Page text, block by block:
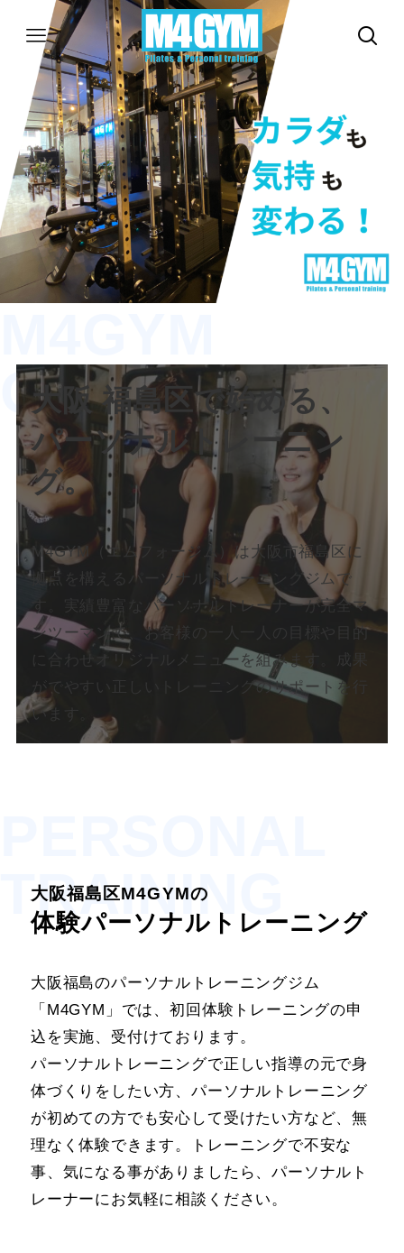
OSAKA
大阪 福島区で始める、
パーソナルトレーニン
グ。
M4GYM（エムフォージム）は大阪市福島区に
拠点を構えるパーソナルトレーニングジムで
す。実績豊富なパーソナルトレーナーが完全マ
ンツーマンで、お客様の一人一人の目標や目的
に合わせオリジナルメニューを組みます。成果
がでやすい正しいトレーニングのサポートを行
います。
TRAINING
大阪福島区M4GYMの
体験パーソナルトレーニング
大阪福島のパーソナルトレーニングジム
「M4GYM」では、初回体験トレーニングの申
込を実施、受付けております。
パーソナルトレーニングで正しい指導の元で身
体づくりをしたい方、パーソナルトレーニング
が初めての方でも安心して受けたい方など、無
理なく体験できます。トレーニングで不安な
事、気になる事がありましたら、パーソナルト
レーナーにお気軽に相談ください。